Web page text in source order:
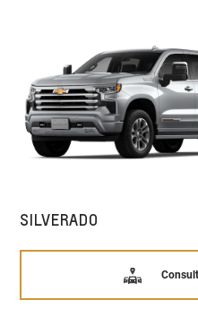
SILVERADO